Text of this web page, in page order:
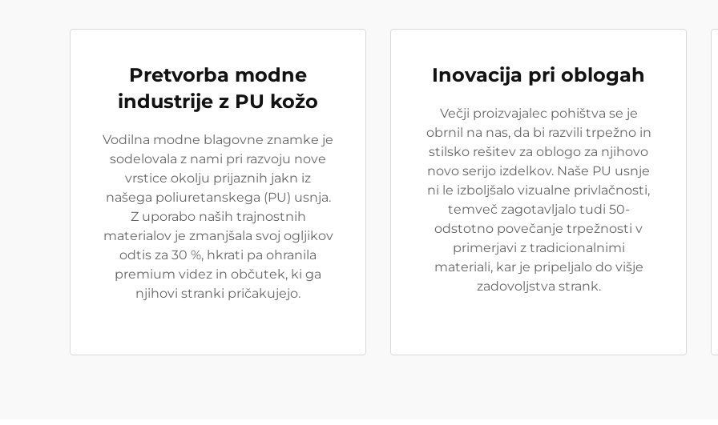
Pretvorba modne
industrije z PU kožo
Vodilna modne blagovne znamke je
sodelovala z nami pri razvoju nove
vrstice okolju prijaznih jakn iz
našega poliuretanskega (PU) usnja.
Z uporabo naših trajnostnih
materialov je zmanjšala svoj ogljikov
odtis za 30 %, hkrati pa ohranila
premium videz in občutek, ki ga
njihovi stranki pričakujejo.
Inovacija pri oblogah
Večji proizvajalec pohištva se je
obrnil na nas, da bi razvili trpežno in
stilsko rešitev za oblogo za njihovo
novo serijo izdelkov. Naše PU usnje
ni le izboljšalo vizualne privlačnosti,
temveč zagotavljalo tudi 50-
odstotno povečanje trpežnosti v
primerjavi z tradicionalnimi
materiali, kar je pripeljalo do višje
zadovoljstva strank.